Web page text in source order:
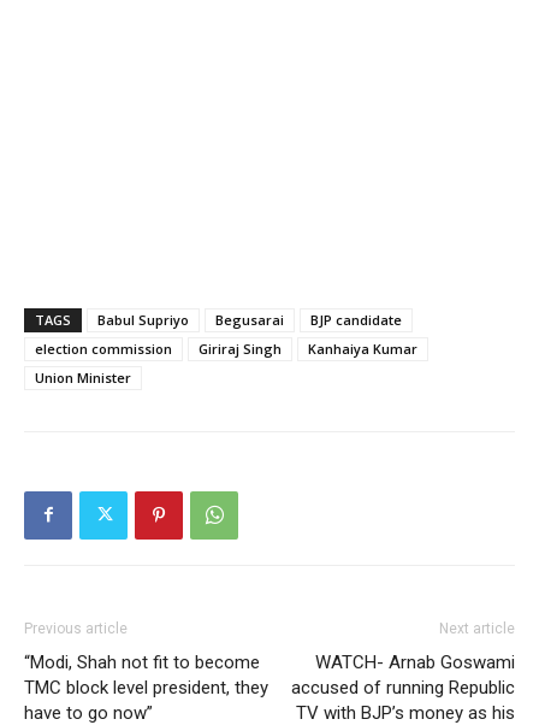
TAGS Babul Supriyo Begusarai
BJP candidate
election commission
Giriraj Singh
Kanhaiya Kumar
Union Minister
Previous article
“Modi, Shah not fit to become
TMC block level president, they
have to go now”
Next article
WATCH- Arnab Goswami
accused of running Republic
TV with BJP’s money as his